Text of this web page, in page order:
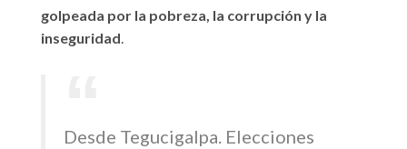
golpeada por la pobreza, la corrupción y la
inseguridad.
Desde Tegucigalpa. Elecciones